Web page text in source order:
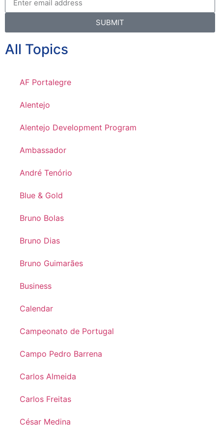
SUBMIT
All Topics
AF Portalegre
Alentejo
Alentejo Development Program
Ambassador
André Tenório
Blue & Gold
Bruno Bolas
Bruno Dias
Bruno Guimarães
Business
Calendar
Campeonato de Portugal
Campo Pedro Barrena
Carlos Almeida
Carlos Freitas
César Medina